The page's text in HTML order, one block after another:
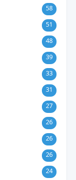
58
51
48
39
33
31
27
26
26
26
24